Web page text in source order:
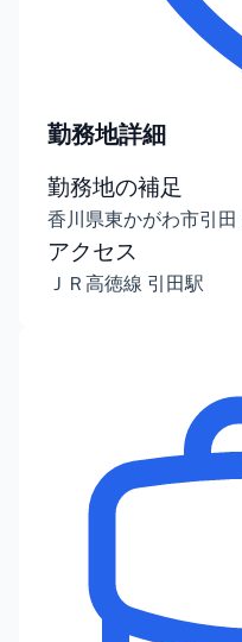
勤務地詳細
勤務地の補足
香川県東かがわ市引田
アクセス
ＪＲ高徳線 引田駅